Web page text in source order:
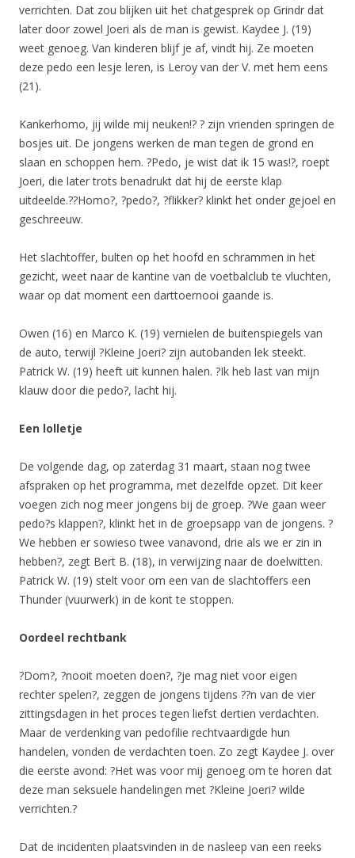
verrichten. Dat zou blijken uit het chatgesprek op Grindr dat
later door zowel Joeri als de man is gewist. Kaydee J. (19)
weet genoeg. Van kinderen blijf je af, vindt hij. Ze moeten
deze pedo een lesje leren, is Leroy van der V. met hem eens
(21).
Kankerhomo, jij wilde mij neuken!? ? zijn vrienden springen de
bosjes uit. De jongens werken de man tegen de grond en
slaan en schoppen hem. ?Pedo, je wist dat ik 15 was!?, roept
Joeri, die later trots benadrukt dat hij de eerste klap
uitdeelde.??Homo?, ?pedo?, ?flikker? klinkt het onder gejoel en
geschreeuw.
Het slachtoffer, bulten op het hoofd en schrammen in het
gezicht, weet naar de kantine van de voetbalclub te vluchten,
waar op dat moment een darttoernooi gaande is.
Owen (16) en Marco K. (19) vernielen de buitenspiegels van
de auto, terwijl ?Kleine Joeri? zijn autobanden lek steekt.
Patrick W. (19) heeft uit kunnen halen. ?Ik heb last van mijn
klauw door die pedo?, lacht hij.
Een lolletje
De volgende dag, op zaterdag 31 maart, staan nog twee
afspraken op het programma, met dezelfde opzet. Dit keer
voegen zich nog meer jongens bij de groep. ?We gaan weer
pedo?s klappen?, klinkt het in de groepsapp van de jongens. ?
We hebben er sowieso twee vanavond, drie als we er zin in
hebben?, zegt Bert B. (18), in verwijzing naar de doelwitten.
Patrick W. (19) stelt voor om een van de slachtoffers een
Thunder (vuurwerk) in de kont te stoppen.
Oordeel rechtbank
?Dom?, ?nooit moeten doen?, ?je mag niet voor eigen
rechter spelen?, zeggen de jongens tijdens ??n van de vier
zittingsdagen in het proces tegen liefst dertien verdachten.
Maar de verdenking van pedofilie rechtvaardigde hun
handelen, vonden de verdachten toen. Zo zegt Kaydee J. over
die eerste avond: ?Het was voor mij genoeg om te horen dat
deze man seksuele handelingen met ?Kleine Joeri? wilde
verrichten.?
Dat de incidenten plaatsvinden in de nasleep van een reeks